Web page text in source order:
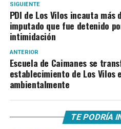
SIGUIENTE
PDI de Los Vilos incauta más
imputado que fue detenido
intimidación
ANTERIOR
Escuela de Caimanes se
establecimiento de Los
ambientalmente
TE PODRÍA